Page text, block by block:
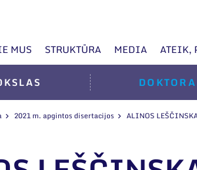
MUS STRUKTŪRA MEDIA ATEIK,
2021 m. apgintos disertacijos ALINOS